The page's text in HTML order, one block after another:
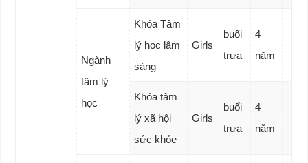
Ngành
tâm lý
học
Khóa Tâm
lý học lâm
sàng
Girls
buổi
trưa
4
năm
Khóa tâm
lý xã hội
sức khỏe
Girls
buổi
trưa
4
năm